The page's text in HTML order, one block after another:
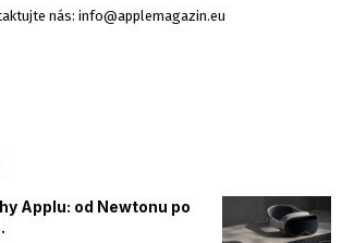
nás: info@applemagazin.eu
Applu: od Newtonu po